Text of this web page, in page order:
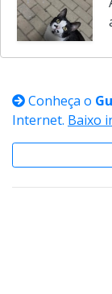
Conheça o
Internet.